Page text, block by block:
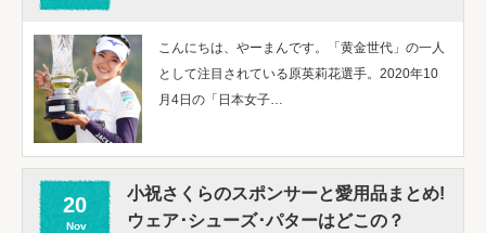
こんにちは、やーまんです。「黄金世代」の一人
として注目されている原英莉花選手。2020年10
月4日の「日本女子…
20
Nov
小祝さくらのスポンサーと愛用品まとめ!
ウェア･シューズ･パターはどこの？